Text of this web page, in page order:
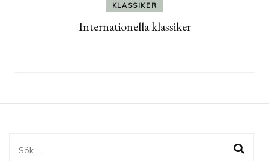
KLASSIKER
Internationella klassiker
Sök